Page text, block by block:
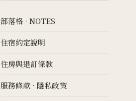
部落格 · NOTES
住宿約定說明
住房與退訂條款
服務條款 · 隱私政策